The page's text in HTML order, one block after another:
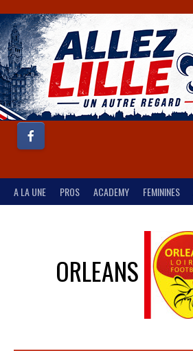
A LA UNE PROS ACADEMY FEMININES
ORLEANS